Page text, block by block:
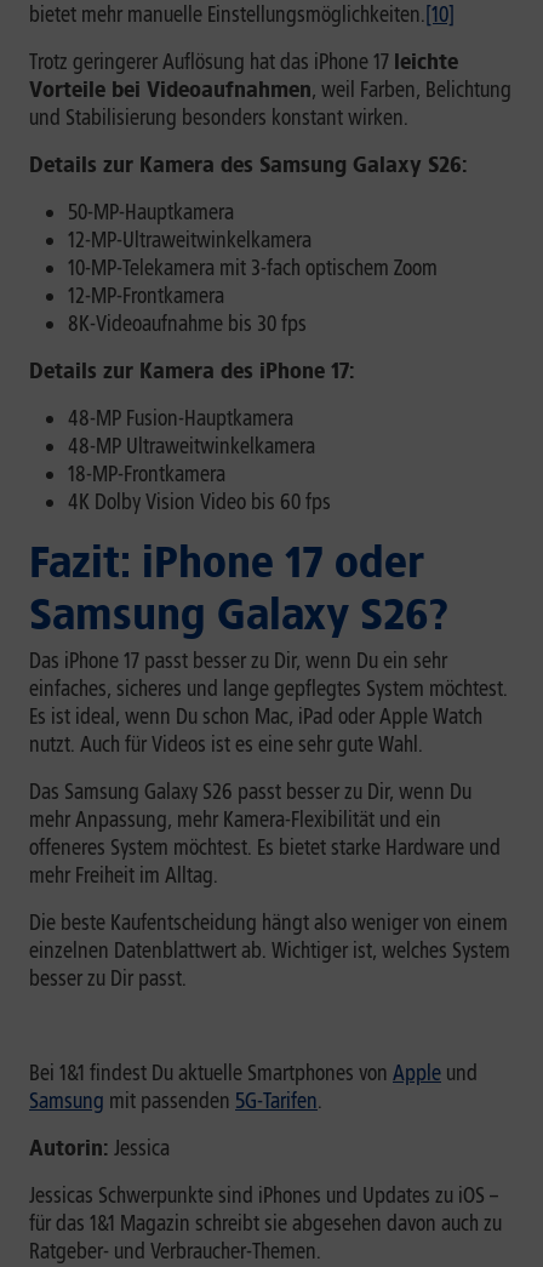
bietet mehr manuelle Einstellungsmöglichkeiten.[10]
Trotz geringerer Auflösung hat das iPhone 17 leichte
Vorteile bei Videoaufnahmen, weil Farben, Belichtung
und Stabilisierung besonders konstant wirken.
Details zur Kamera des Samsung Galaxy S26:
50-MP-Hauptkamera
12-MP-Ultraweitwinkelkamera
10-MP-Telekamera mit 3-fach optischem Zoom
12-MP-Frontkamera
8K-Videoaufnahme bis 30 fps
Details zur Kamera des iPhone 17:
48-MP Fusion-Hauptkamera
48-MP Ultraweitwinkelkamera
18-MP-Frontkamera
4K Dolby Vision Video bis 60 fps
Fazit: iPhone 17 oder
Samsung Galaxy S26?
Das iPhone 17 passt besser zu Dir, wenn Du ein sehr
einfaches, sicheres und lange gepflegtes System möchtest.
Es ist ideal, wenn Du schon Mac, iPad oder Apple Watch
nutzt. Auch für Videos ist es eine sehr gute Wahl.
Das Samsung Galaxy S26 passt besser zu Dir, wenn Du
mehr Anpassung, mehr Kamera-Flexibilität und ein
offeneres System möchtest. Es bietet starke Hardware und
mehr Freiheit im Alltag.
Die beste Kaufentscheidung hängt also weniger von einem
einzelnen Datenblattwert ab. Wichtiger ist, welches System
besser zu Dir passt.
Bei 1&1 findest Du aktuelle Smartphones von Apple und
Samsung mit passenden 5G-Tarifen.
Autorin: Jessica
Jessicas Schwerpunkte sind iPhones und Updates zu iOS –
für das 1&1 Magazin schreibt sie abgesehen davon auch zu
Ratgeber- und Verbraucher-Themen.